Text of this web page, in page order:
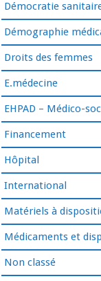
Démocratie
Démographie
Droits des femmes
E.médecine
EHPAD – Médico-
Financement
Hôpital
International
Matériels à
Médicaments et
Non classé